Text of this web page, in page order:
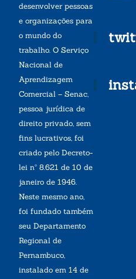
desenvolver pessoas
e organizações para
o mundo do
trabalho. O Serviço
Nacional de
Aprendizagem
Comercial – Senac,
pessoa jurídica de
direito privado, sem
fins lucrativos, foi
criado pelo Decreto-
lei nº 8.621 de 10 de
janeiro de 1946.
Neste mesmo ano,
foi fundado também
seu Departamento
Regional de
Pernambuco,
instalado em 14 de